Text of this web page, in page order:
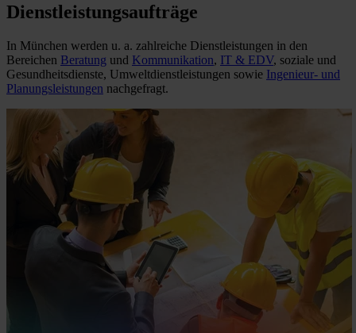
Dienstleistungsaufträge
In München werden u. a. zahlreiche Dienstleistungen in den
Bereichen Beratung und Kommunikation, IT & EDV, soziale und
Gesundheitsdienste, Umweltdienstleistungen sowie Ingenieur- und
Planungsleistungen nachgefragt.